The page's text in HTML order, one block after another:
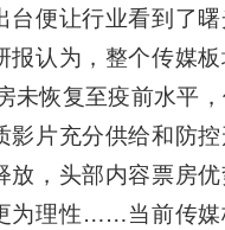
台便让行业看到了曙
报认为，整个传媒
未恢复至疫前水平
影片充分供给和防
，头部内容票房优
为理性……当前传媒